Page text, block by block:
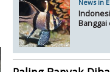
News in